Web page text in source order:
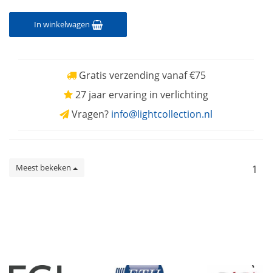
In winkelwagen
Gratis verzending vanaf €75
27 jaar ervaring in verlichting
Vragen? info@lightcollection.nl
Meest bekeken 1